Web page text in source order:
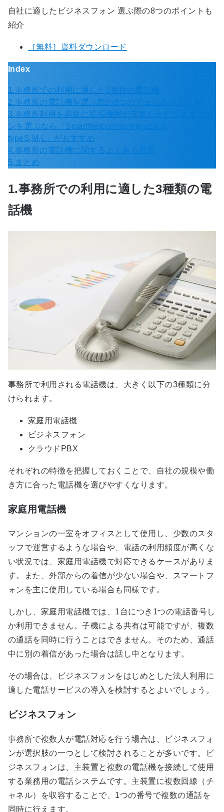
自社に適したビジネスフォン 選ぶ際の8つのポイントも
紹介
［無料］資料ダウンロード
Index
1.事務所での利用に適した3種類の電話機
2.事務所の電話機を選ぶ際の8つのチェックポイント
3.事務所利用を前提に拡張機能が充実したビジネスフォ
ンを選ぶなら「SmartNetcommunity αZXⅡ
typeS,M,L」がおすすめ
4.事務所の電話機に関するよくある質問
5.まとめ
1.事務所での利用に適した3種類の電
話機
事務所で利用される電話機は、大きく以下の3種類に分
けられます。
家庭用電話機
ビジネスフォン
クラウドPBX
それぞれの特徴を把握しておくことで、自社の規模や働
き方に合った電話機を選びやすくなります。
家庭用電話機
マンションの一室をオフィスとして使用し、少数のスタ
ッフで運営するような場合や、電話の利用頻度が高くな
い状況では、家庭用電話機で対応できるケースがありま
す。また、外部からの着信が少ない場合や、スマートフ
ォンを主に使用している場合も同様です。
しかし、家庭用電話機では、1台につき1つの電話番号し
か利用できません。子機による共有は可能ですが、複数
の通話を同時に行うことはできません。そのため、通話
中に別の着信があった場合は話し中となります。
その場合は、ビジネスフォンをはじめとした法人利用に
適した電話サービスの導入を検討するとよいでしょう。
ビジネスフォン
事務所で複数人が電話対応を行う場合は、ビジネスフォ
ンが選択肢の一つとして検討されることが多いです。ビ
ジネスフォンは、主装置と複数の電話機を接続して使用
する業務用の電話システムです。主装置に複数回線（チ
ャネル）を収容することで、1つの番号で複数の通話を
同時に行えます。